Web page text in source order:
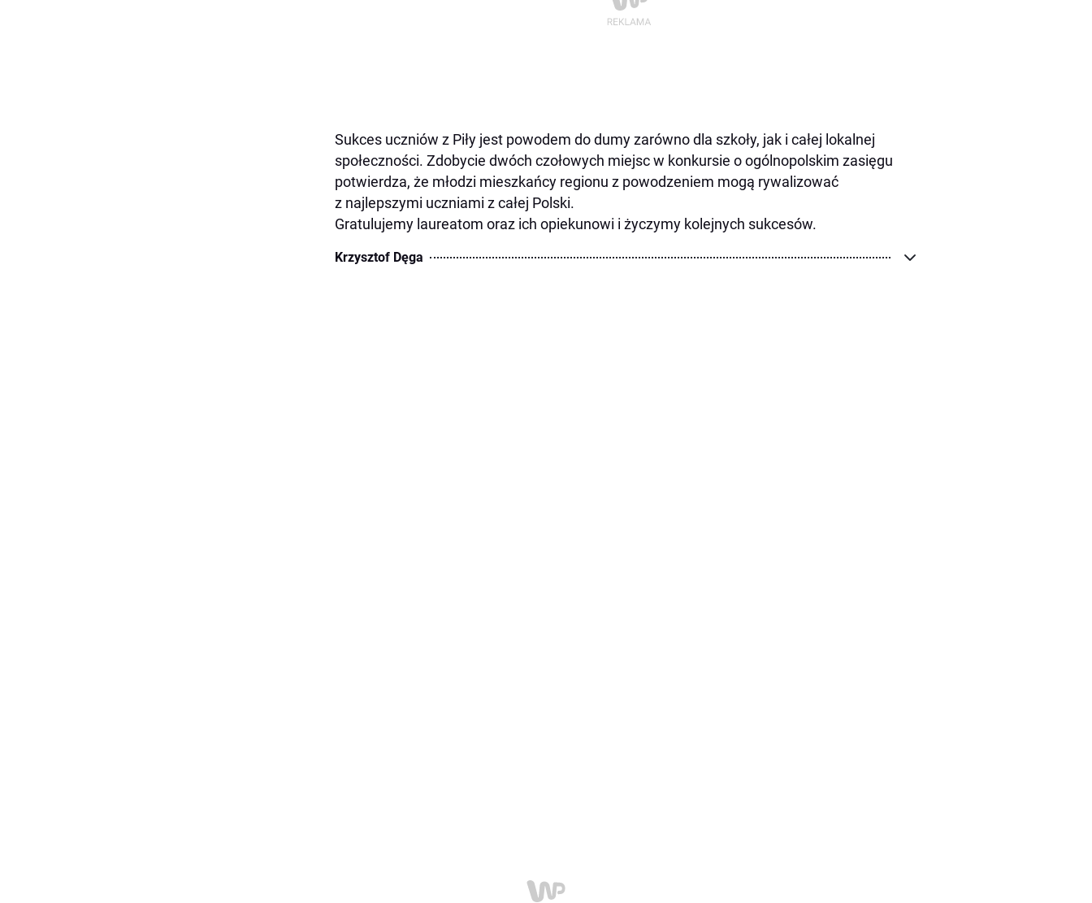
Sukces uczniów z Piły jest powodem do dumy zarówno dla szkoły, jak i całej lokalnej
społeczności. Zdobycie dwóch czołowych miejsc w konkursie o ogólnopolskim zasięgu
potwierdza, że młodzi mieszkańcy regionu z powodzeniem mogą rywalizować
z najlepszymi uczniami z całej Polski.
Gratulujemy laureatom oraz ich opiekunowi i życzymy kolejnych sukcesów.
Krzysztof Dęga